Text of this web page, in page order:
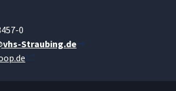
0
Straubing.de